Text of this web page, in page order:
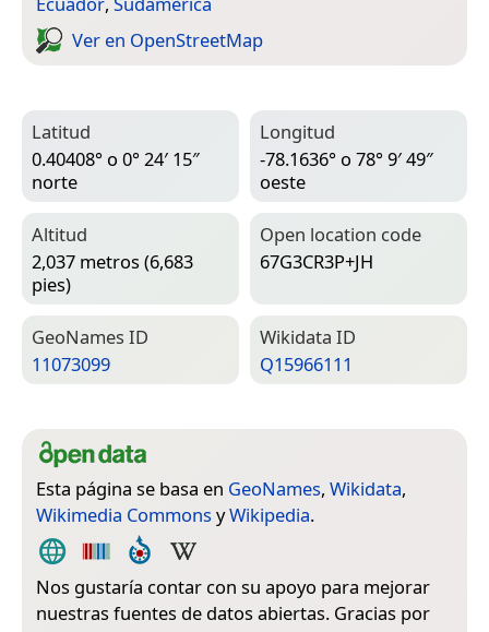
Ver en Open­Street­Map
Latitud
0.40408° o 0° 24′ 15″
norte
Longitud
-78.1636° o 78° 9′ 49″
oeste
Altitud
2,037 metros (6,683
pies)
Open location code
67G3CR3P+JH
Geo­Names ID
11073099
Wiki­data ID
Q15966111
Esta página se basa en GeoNames, Wikidata,
Wikimedia Commons yWikipedia.
Nos gustaría contar con su apoyo para mejorar
nuestras fuentes de datos abiertas. Gracias por